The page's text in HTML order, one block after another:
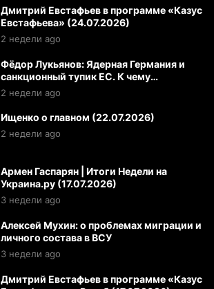
Дмитрий Евстафьев в программе «Казус
Евстафьева» (24.07.2026)
2 недели ago
Фёдор Лукьянов: Ядерная Германия и
санкционный тупик ЕС. К чему
готовиться России и Украине
2 недели ago
Ищенко о главном (22.07.2026)
2 недели ago
Армен Гаспарян | Итоги Недели на
Украина.ру (17.07.2026)
3 недели ago
Алексей Мухин: о проблемах миграции и
личного состава в ВСУ
3 недели ago
Дмитрий Евстафьев в программе «Казус